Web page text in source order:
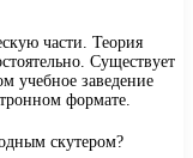
части. Теория
Существует
учебное заведение
формате.